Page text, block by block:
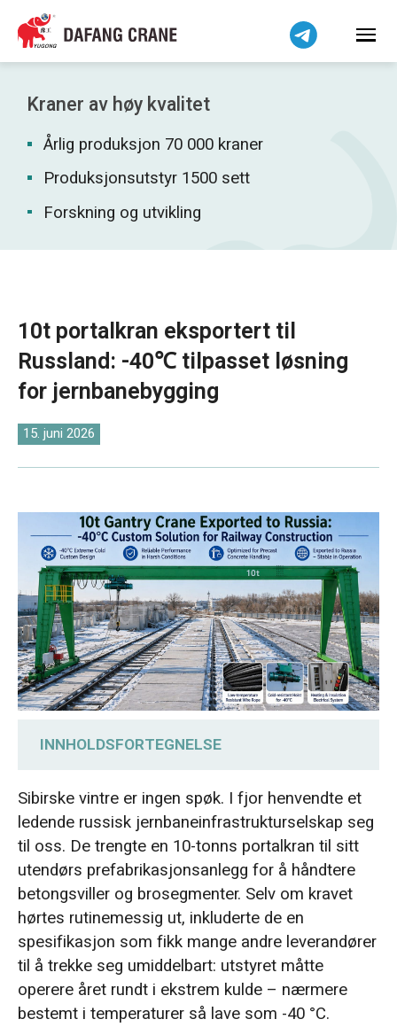
Kraner av høy kvalitet
Årlig produksjon 70 000 kraner
Produksjonsutstyr 1500 sett
Forskning og utvikling
10t portalkran eksportert til
Russland: -40℃ tilpasset løsning
for jernbanebygging
15. juni 2026
INNHOLDSFORTEGNELSE
Møter kundenes behov: En portalkran
konstruert for sibirske vintre
Custom-Built for -40°C: Four Key
Engineering Upgrades
1. Forebygging av kaldsprøhet og strukturelle
sprekker i stål ved -40 °C
2. Forebygging av elektrisk frysing og
kortslutninger pga. fuktighet i ekstrem kulde
Sibirske vintre er ingen spøk. I fjor henvendte et
ledende russisk jernbaneinfrastrukturselskap seg
til oss. De trengte en 10-tonns portalkran til sitt
utendørs prefabrikasjonsanlegg for å håndtere
betongsviller og brosegmenter. Selv om kravet
hørtes rutinemessig ut, inkluderte de en
spesifikasjon som fikk mange andre leverandører
til å trekke seg umiddelbart: utstyret måtte
operere året rundt i ekstrem kulde – nærmere
bestemt i temperaturer så lave som -40 °C.
हिन्दी
Bahasa Indonesia
Bahasa Melayu
Tiếng Việt
বাংলা
فارسی
Pilipino
Беларуская мова
Kiswahili
Dansk
O‘zbekcha